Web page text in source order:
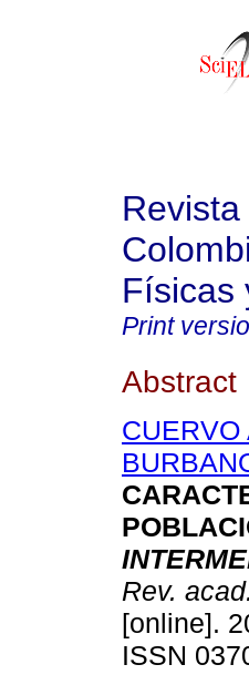
Físicas
Print
Abstract
Rev.
[online].
ISSN